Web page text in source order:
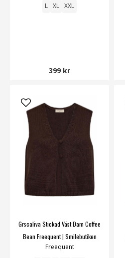
L XL XXL
399 kr
Grscaliva Stickad Väst Dam Coffee
Bean Freequent | Smilebutiken
Freequent